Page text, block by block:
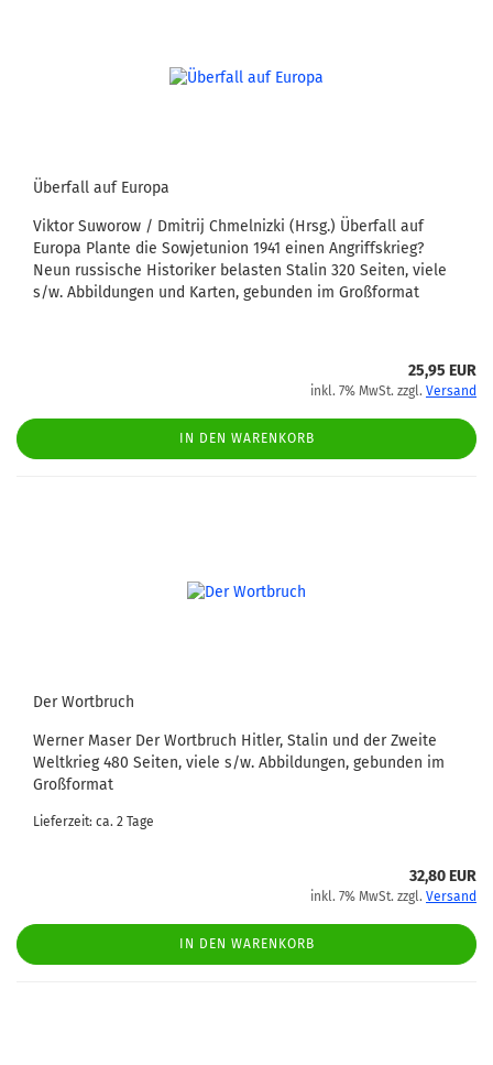
Überfall auf Europa
Viktor Suworow / Dmitrij Chmelnizki (Hrsg.) Überfall auf
Europa Plante die Sowjetunion 1941 einen Angriffskrieg?
Neun russische Historiker belasten Stalin 320 Seiten, viele
s/w. Abbildungen und Karten, gebunden im Großformat
25,95 EUR
inkl. 7% MwSt. zzgl. Versand
IN DEN WARENKORB
Der Wortbruch
Werner Maser Der Wortbruch Hitler, Stalin und der Zweite
Weltkrieg 480 Seiten, viele s/w. Abbildungen, gebunden im
Großformat
Lieferzeit: ca. 2 Tage
32,80 EUR
inkl. 7% MwSt. zzgl. Versand
IN DEN WARENKORB